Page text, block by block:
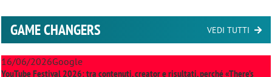
GAME CHANGERS VEDI TUTTI
16/06/2026Google
YouTube Festival 2026: tra contenuti, creator e risultati, perché «There’s